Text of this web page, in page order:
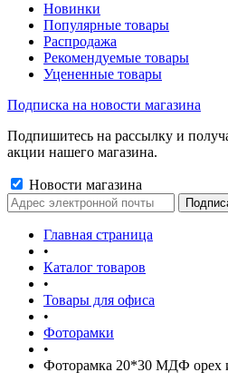
Новинки
Популярные товары
Распродажа
Рекомендуемые товары
Уцененные товары
Подписка на новости магазина
Подпишитесь на рассылку и
акции нашего магазина.
Новости магазина
Главная страница
•
Каталог товаров
•
Товары для офиса
•
Фоторамки
•
Фоторамка 20*30 МДФ орех